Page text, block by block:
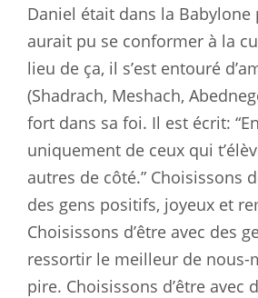
Daniel était dans la Babylone
aurait pu se conformer à la
lieu de ça, il s’est entouré
(Shadrach, Meshach,
fort dans sa foi. Il est écrit:
uniquement de ceux qui
autres de côté.” Choisissons
des gens positifs, joyeux et
Choisissons d’être avec des
ressortir le meilleur de nous-
pire. Choisissons d’être avec